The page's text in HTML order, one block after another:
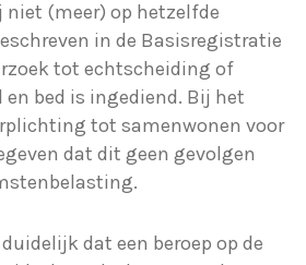
(meer) op hetzelfde
in de Basisregistratie
tot echtscheiding of
bed is ingediend. Bij het
tot samenwonen voor
dat dit geen gevolgen
dat een beroep op de